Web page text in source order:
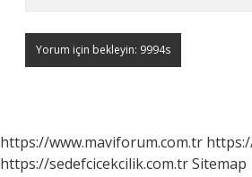
https://www.maviforum.com.tr
https://sedefcicekcilik.com.trSitemap